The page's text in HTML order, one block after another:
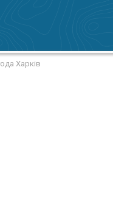
Харків